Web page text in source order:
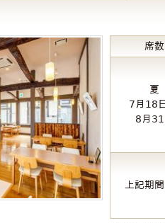
席数
夏
7月18
8月
上記期